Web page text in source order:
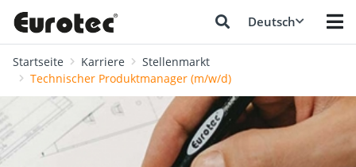
Deutsch
Startseite Karriere
Stellenmarkt
Technischer Produktmanager (m/w/d)